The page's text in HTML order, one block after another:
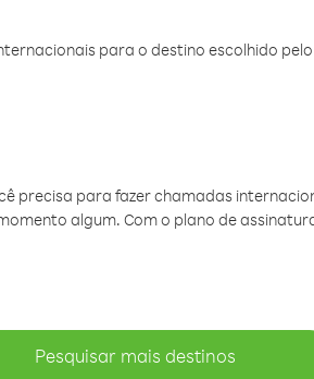
para o destino escolhido
precisa para fazer chamadas
algum. Com o plano de
Pesquisar mais destinos